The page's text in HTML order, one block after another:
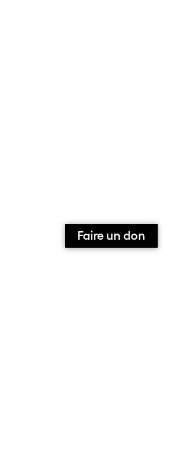
Faire un don